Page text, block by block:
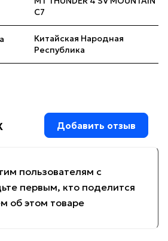
C7
Китайская Народная
Республика
пользователям с
первым, кто поделится
об этом товаре
Добавить отзыв